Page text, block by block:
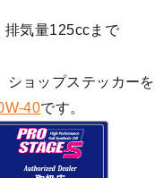
気量125ccまで
ショップステッカー
40です。